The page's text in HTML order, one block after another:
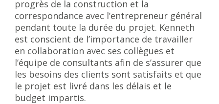
progrès de la construction et la
correspondance avec l’entrepreneur général
pendant toute la durée du projet. Kenneth
est conscient de l’importance de travailler
en collaboration avec ses collègues et
l’équipe de consultants afin de s’assurer que
les besoins des clients sont satisfaits et que
le projet est livré dans les délais et le
budget impartis.